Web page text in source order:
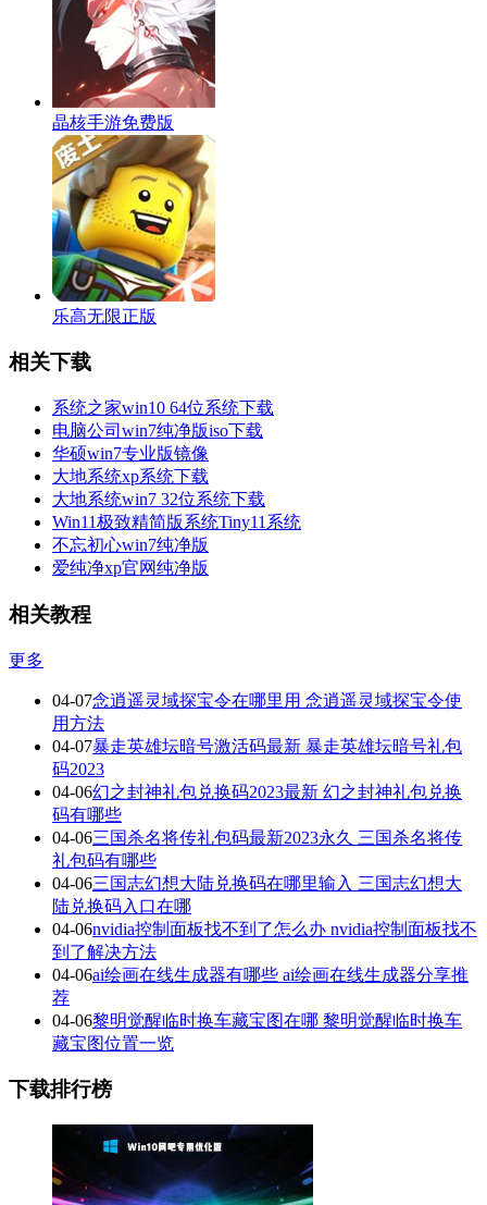
晶核手游免费版
乐高无限正版
相关下载
系统之家win10 64位系统下载
电脑公司win7纯净版iso下载
华硕win7专业版镜像
大地系统xp系统下载
大地系统win7 32位系统下载
Win11极致精简版系统Tiny11系统
不忘初心win7纯净版
爱纯净xp官网纯净版
相关教程
更多
04-07念逍遥灵域探宝令在哪里用 念逍遥灵域探宝令使
用方法
04-07暴走英雄坛暗号激活码最新 暴走英雄坛暗号礼包
码2023
04-06幻之封神礼包兑换码2023最新 幻之封神礼包兑换
码有哪些
04-06三国杀名将传礼包码最新2023永久 三国杀名将传
礼包码有哪些
04-06三国志幻想大陆兑换码在哪里输入 三国志幻想大
陆兑换码入口在哪
04-06nvidia控制面板找不到了怎么办 nvidia控制面板找不
到了解决方法
04-06ai绘画在线生成器有哪些 ai绘画在线生成器分享推
荐
04-06黎明觉醒临时换车藏宝图在哪 黎明觉醒临时换车
藏宝图位置一览
下载排行榜